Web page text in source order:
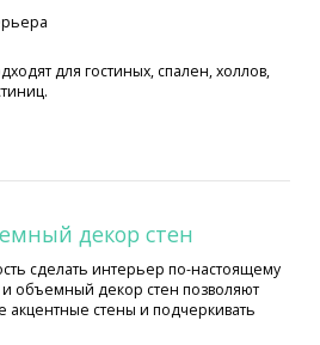
для гостиных, спален, холлов,
декор стен
сделать интерьер по-настоящему
объемный декор стен позволяют
акцентные стены и подчеркивать